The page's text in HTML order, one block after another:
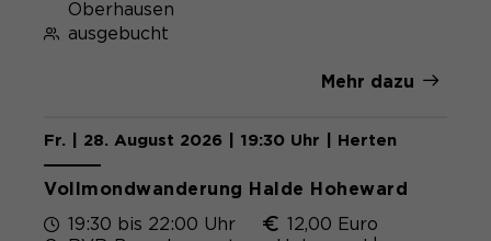
Oberhausen
ausgebucht
Mehr dazu
Fr. | 28. August 2026 | 19:30 Uhr | Herten
Vollmondwanderung Halde Hoheward
19:30 bis 22:00 Uhr
12,00 Euro